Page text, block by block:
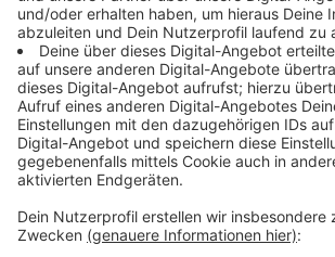
Anzeige
Deshalb sollten für die Wettbewerbe
schon bestehende oder temporäre
genutzt werden. Teure Neubauten
Perspektive könnten vermieden
Außerdem könnten die Spiele unserer
nachhaltigen Entwicklungsschub
Verein. Es gehe da auch um die